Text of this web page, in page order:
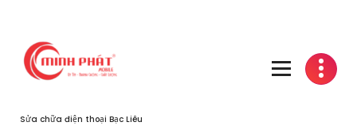
content
Sửa chữa điện thoại Bạc Liêu